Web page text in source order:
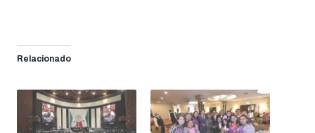
Relacionado